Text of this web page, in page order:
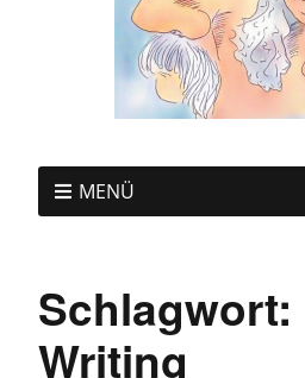
MENÜ
Schlagwort:
Writing